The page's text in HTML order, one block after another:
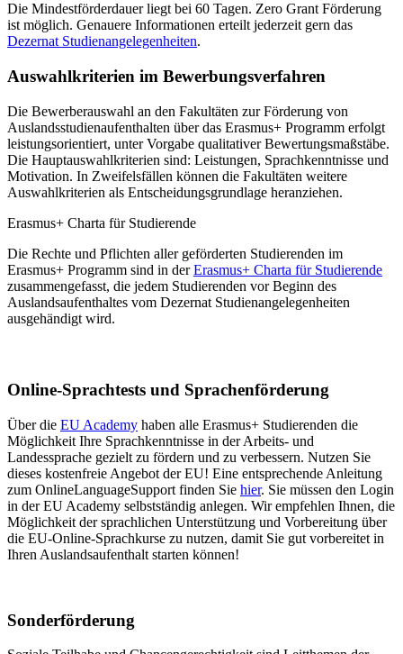
Die Mindestförderdauer liegt bei 60 Tagen. Zero Grant Förderung
ist möglich. Genauere Informationen erteilt jederzeit gern das
Dezernat Studienangelegenheiten.
Auswahlkriterien im Bewerbungsverfahren
Die Bewerberauswahl an den Fakultäten zur Förderung von
Auslandsstudienaufenthalten über das Erasmus+ Programm erfolgt
leistungsorientiert, unter Vorgabe qualitativer Bewertungsmaßstäbe.
Die Hauptauswahlkriterien sind: Leistungen, Sprachkenntnisse und
Motivation. In Zweifelsfällen können die Fakultäten weitere
Auswahlkriterien als Entscheidungsgrundlage heranziehen.
Erasmus+ Charta für Studierende
Die Rechte und Pflichten aller geförderten Studierenden im
Erasmus+ Programm sind in derErasmus+ Charta für Studierende
zusammengefasst, die jedem Studierenden vor Beginn des
Auslandsaufenthaltes vom Dezernat Studienangelegenheiten
ausgehändigt wird.
Online-Sprachtests und Sprachenförderung
Über die EU Academy haben alle Erasmus+ Studierenden die
Möglichkeit Ihre Sprachkenntnisse in der Arbeits- und
Landessprache gezielt zu fördern und zu verbessern. Nutzen Sie
dieses kostenfreie Angebot der EU! Eine entsprechende Anleitung
zum OnlineLanguageSupport finden Sie hier. Sie müssen den Login
in der EU Academy selbstständig anlegen. Wir empfehlen Ihnen, die
Möglichkeit der sprachlichen Unterstützung und Vorbereitung über
die EU-Online-Sprachkurse zu nutzen, damit Sie gut vorbereitet in
Ihren Auslandsaufenthalt starten können!
Sonderförderung